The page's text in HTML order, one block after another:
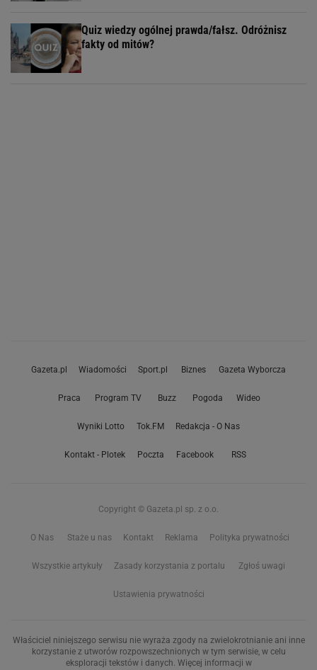
Quiz wiedzy ogólnej prawda/fałsz. Odróżnisz
fakty od mitów?
Gazeta.pl Wiadomości Sport.pl Biznes Gazeta Wyborcza
Praca Program TV Buzz Pogoda Wideo
Wyniki Lotto Tok.FM Redakcja - O Nas
Kontakt - Plotek Poczta Facebook RSS
Copyright © Gazeta.pl sp. z o.o.
O Nas Staże u nas Kontakt Reklama Polityka prywatności
Wszystkie artykuły Zasady korzystania z portalu Zgłoś uwagi
Ustawienia prywatności
Właściciel niniejszego serwisu nie wyraża zgody na zwielokrotnianie ani inne
korzystanie z utworów rozpowszechnionych w tym serwisie, w celu
eksploracji tekstów i danych. Więcej informacji w